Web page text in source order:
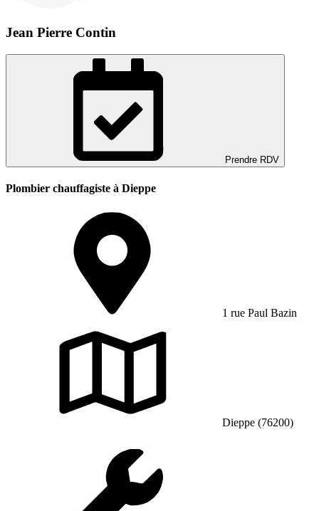
Jean Pierre Contin
Prendre RDV
Plombier chauffagiste à Dieppe
1 rue Paul Bazin
Dieppe (76200)